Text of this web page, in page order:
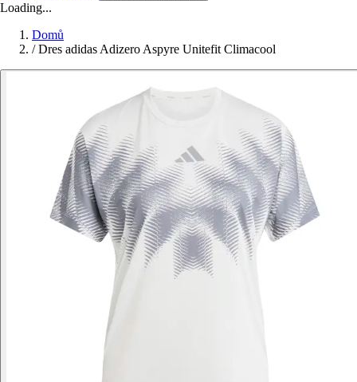
Loading...
Domů
/ Dres adidas Adizero Aspyre Unitefit Climacool